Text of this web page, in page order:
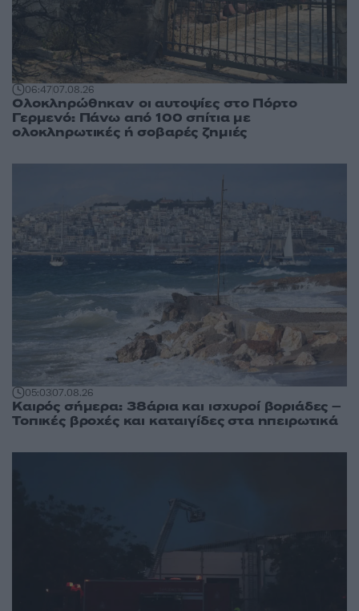
06:4707.08.26
Ολοκληρώθηκαν οι αυτοψίες στο Πόρτο
Γερμενό: Πάνω από 100 σπίτια με
ολοκληρωτικές ή σοβαρές ζημιές
05:0307.08.26
Καιρός σήμερα: 38άρια και ισχυροί βοριάδες –
Τοπικές βροχές και καταιγίδες στα ηπειρωτικά